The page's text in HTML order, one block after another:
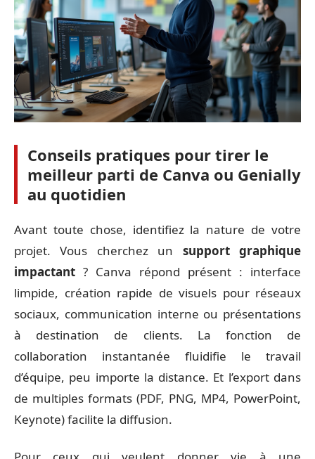
Conseils pratiques pour tirer le
meilleur parti de Canva ou Genially
au quotidien
Avant toute chose, identifiez la nature de votre
projet. Vous cherchez un support graphique
impactant ? Canva répond présent : interface
limpide, création rapide de visuels pour réseaux
sociaux, communication interne ou présentations
à destination de clients. La fonction de
collaboration instantanée fluidifie le travail
d’équipe, peu importe la distance. Et l’export dans
de multiples formats (PDF, PNG, MP4, PowerPoint,
Keynote) facilite la diffusion.